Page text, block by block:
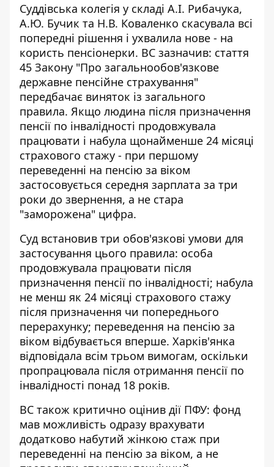
Суддівська колегія у складі А.І. Рибачука,
А.Ю. Бучик та Н.В. Коваленко скасувала всі
попередні рішення і ухвалила нове - на
користь пенсіонерки. ВС зазначив: стаття
45 Закону "Про загальнообов'язкове
державне пенсійне страхування"
передбачає виняток із загального
правила. Якщо людина після призначення
пенсії по інвалідності продовжувала
працювати і набула щонайменше 24 місяці
страхового стажу - при першому
переведенні на пенсію за віком
застосовується середня зарплата за три
роки до звернення, а не стара
"заморожена" цифра.
Суд встановив три обов'язкові умови для
застосування цього правила: особа
продовжувала працювати після
призначення пенсії по інвалідності; набула
не менш як 24 місяці страхового стажу
після призначення чи попереднього
перерахунку; переведення на пенсію за
віком відбувається вперше. Харків'янка
відповідала всім трьом вимогам, оскільки
пропрацювала після отримання пенсії по
інвалідності понад 18 років.
ВС також критично оцінив дії ПФУ: фонд
мав можливість одразу врахувати
додатково набутий жінкою стаж при
переведенні на пенсію за віком, а не